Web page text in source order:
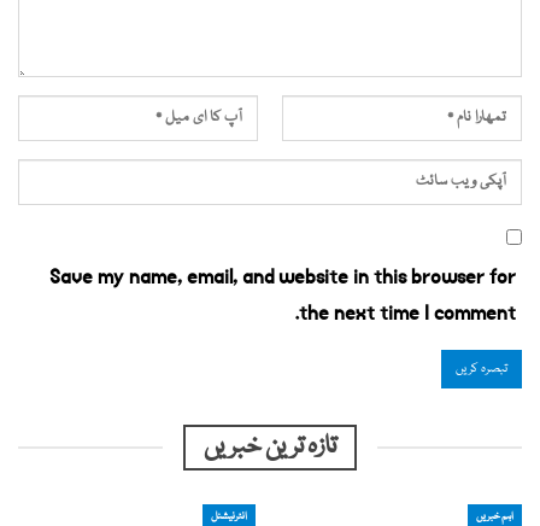
Save my name, email, and website in this browser for
the next time I comment.
تازہ ترین خبریں
اہم خبریں انٹرنیشنل